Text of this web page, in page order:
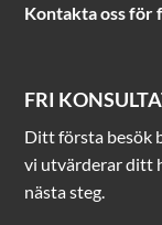
Kontakta oss för
FRI
Ditt första besök
vi utvärderar ditt
nästa steg.